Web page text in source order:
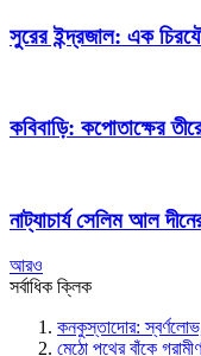
সুরের ইন্দ্রজাল: এক
কবিবাড়ি: কপোতাক্ষের
নাট্যাচার্য সেলিম আল
আরও
সর্বাধিক ক্লিক
কনকুস্তাদোর:
মেঠো পথের বাঁকে